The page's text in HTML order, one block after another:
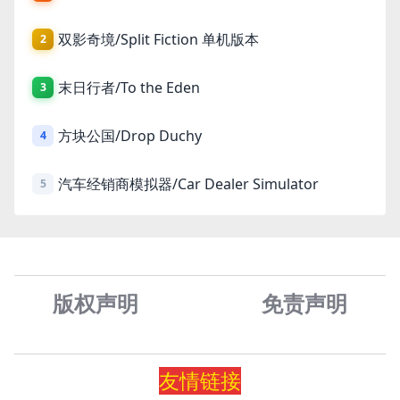
2 双影奇境/Split Fiction 单机版本
3 末日行者/To the Eden
4 方块公国/Drop Duchy
5 汽车经销商模拟器/Car Dealer Simulator
版权声明 免责声明
友情链接